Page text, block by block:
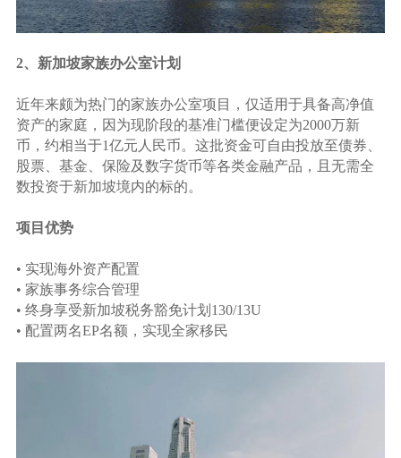
2、新加坡家族办公室计划
近年来颇为热门的家族办公室项目，仅适用于具备高净值
资产的家庭，因为现阶段的基准门槛便设定为2000万新
币，约相当于1亿元人民币。这批资金可自由投放至债券、
股票、基金、保险及数字货币等各类金融产品，且无需全
数投资于新加坡境内的标的。
项目优势
• 实现海外资产配置
• 家族事务综合管理
• 终身享受新加坡税务豁免计划130/13U
• 配置两名EP名额，实现全家移民